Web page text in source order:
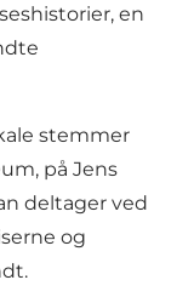
en
stemmer
på Jens
deltager ved
og